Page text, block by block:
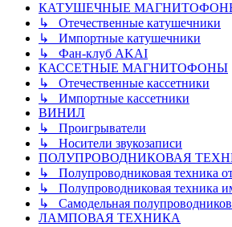
КАТУШЕЧНЫЕ
↳ Отечественные катушечники
↳ Импортные катушечники
↳ Фан-клуб AKAI
КАССЕТНЫЕ МАГНИТОФОНЫ
↳ Отечественные кассетники
↳ Импортные кассетники
ВИНИЛ
↳ Проигрыватели
↳ Носители звукозаписи
ПОЛУПРОВОДНИКОВАЯ
↳ Полупроводниковая техника
↳ Полупроводниковая техника
↳ Самодельная
ЛАМПОВАЯ ТЕХНИКА